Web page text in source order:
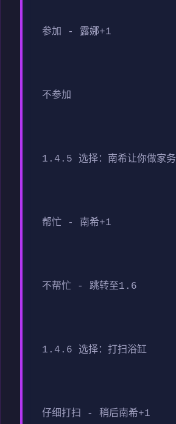
参加 - 露娜+1
不参加
1.4.5 选择：南希让你做家务
帮忙 - 南希+1
不帮忙 - 跳转至1.6
1.4.6 选择：打扫浴缸
仔细打扫 - 稍后南希+1